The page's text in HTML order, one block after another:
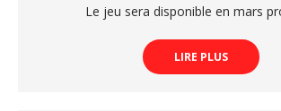
Le jeu sera disponible en mars
LIRE PLUS